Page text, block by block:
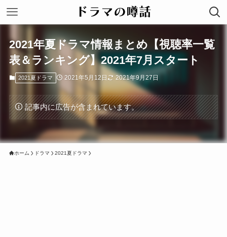
2021年夏ドラマ情報まとめ【視聴率一覧
表＆ランキング】2021年7月スタート
2021夏ドラマ 2021年5月12日 2021年9月27日
記事内に広告が含まれています。
ホーム ドラマ 2021夏ドラマ